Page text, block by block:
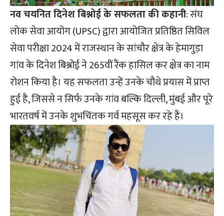
नव चयनित दिनेश बिश्नोई के सफलता की कहानी: संघ
लोक सेवा आयोग (UPSC) द्वारा आयोजित प्रतिष्ठित सिविल
सेवा परीक्षा 2024 में राजस्थान के सांचौर क्षेत्र के हेमागुड़ा
गांव के दिनेश बिश्नोई ने 265वीं रैंक हासिल कर क्षेत्र का नाम
रोशन किया है। यह सफलता उन्हें उनके चौथे प्रयास में प्राप्त
हुई है, जिससे न सिर्फ उनके गांव बल्कि दिल्ली, मुंबई और पूरे
भारतवर्ष में उनके शुभचिंतक गर्व महसूस कर रहे हैं।